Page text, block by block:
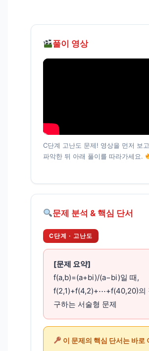
풀이 영상
C단계 고난도 문제! 영상을 먼저 보
파악한 뒤 아래 풀이를 따라가세요.
문제 분석 & 핵심 단서
C단계 · 고난도
[문제 요약]
f(a,b)=(a+bi)/(a−bi)일 때,
f(2,1)+f(4,2)+⋯+f(40,20)의
구하는 서술형 문제
이 문제의 핵심 단서는 바로